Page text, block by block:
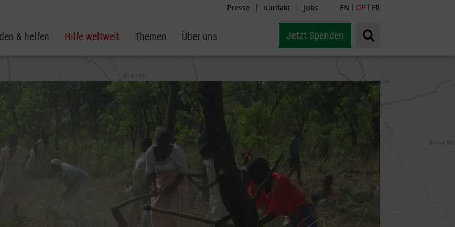
Presse | Kontakt | Jobs EN | DE | FR
& helfen Hilfe weltweit Themen Über uns Jetzt Spenden